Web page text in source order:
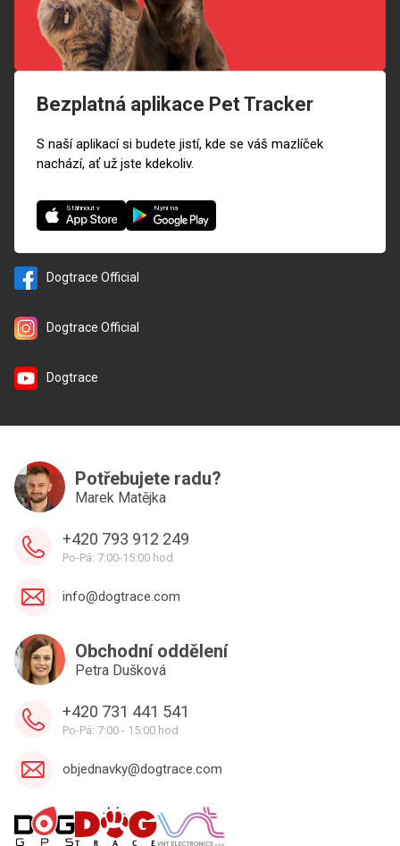
Bezplatná aplikace Pet Tracker
S naší aplikací si budete jistí, kde se váš mazlíček
nachází, ať už jste kdekoliv.
Stáhnout v Nyní na
Dogtrace Official
Dogtrace Official
Dogtrace
Potřebujete radu?
Marek Matějka
+420 793 912 249
Po-Pá: 7:00-15:00 hod
info@dogtrace.com
Obchodní oddělení
Petra Dušková
+420 731 441 541
Po-Pá: 7:00 - 15:00 hod
objednavky@dogtrace.com